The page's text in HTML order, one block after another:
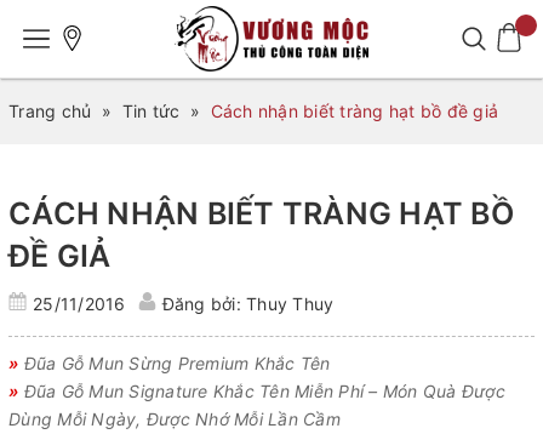
Trang chủ » Tin tức » Cách nhận biết tràng hạt bồ đề giả
CÁCH NHẬN BIẾT TRÀNG HẠT BỒ
ĐỀ GIẢ
25/11/2016 Đăng bởi: Thuy Thuy
» Đũa Gỗ Mun Sừng Premium Khắc Tên
» Đũa Gỗ Mun Signature Khắc Tên Miễn Phí – Món Quà Được
Dùng Mỗi Ngày, Được Nhớ Mỗi Lần Cầm